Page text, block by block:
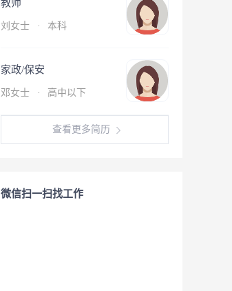
教师
刘女士 · 本科
家政/保安
邓女士 · 高中以下
查看更多简历
微信扫一扫找工作